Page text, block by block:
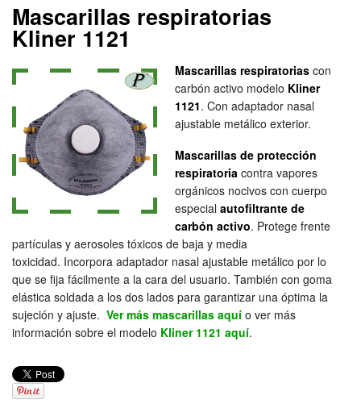
Mascarillas respiratorias
Kliner 1121
Mascarillas respiratorias con
carbón activo modelo Kliner
1121. Con adaptador nasal
ajustable metálico exterior.
Mascarillas de protección
respiratoria contra vapores
orgánicos nocivos con cuerpo
especial autofiltrante de
carbón activo. Protege frente
partículas y aerosoles tóxicos de baja y media
toxicidad. Incorpora adaptador nasal ajustable metálico por lo
que se fija fácilmente a la cara del usuario. También con goma
elástica soldada a los dos lados para garantizar una óptima la
sujeción y ajuste. Ver más mascarillas aquí o ver más
información sobre el modelo Kliner 1121 aquí.